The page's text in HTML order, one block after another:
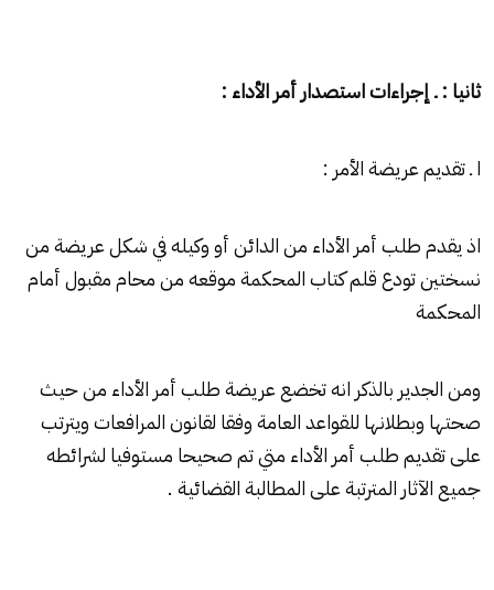
ثانيا : ـ إجراءات استصدار أمر الأداء :
ا ـ تقديم عريضة الأمر :
اذ يقدم طلب أمر الأداء من الدائن أو وكيله في شكل عريضة من
نسختين تودع قلم كتاب المحكمة موقعه من محام مقبول أمام
المحكمة
ومن الجدير بالذكر انه تخضع عريضة طلب أمر الأداء من حيث
صحتها وبطلانها للقواعد العامة وفقا لقانون المرافعات ويترتب
على تقديم طلب أمر الأداء متي تم صحيحا مستوفيا لشرائطه
جميع الآثار المترتبة على المطالبة القضائية .